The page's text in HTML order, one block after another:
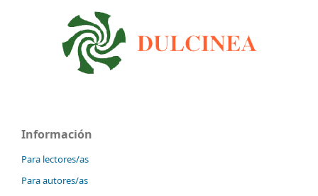
Información
Para lectores/as
Para autores/as